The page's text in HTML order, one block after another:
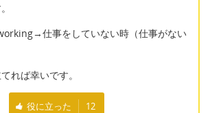
仕事をしていない時（仕事がない
れば幸いです。
役に立った 12